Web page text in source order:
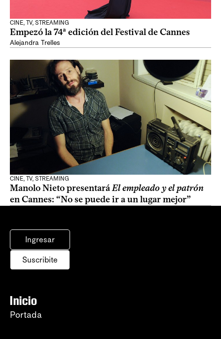
CINE, TV, STREAMING
Empezó la 74ª edición del Festival de Cannes
Alejandra Trelles
CINE, TV, STREAMING
Manolo Nieto presentaráEl empleado y el patrón
en Cannes: “No se puede ir a un lugar mejor”
Ingresar
Suscribite
Inicio
Portada